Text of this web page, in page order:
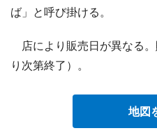
ば」と呼び掛ける。
店により販売日が異なる
り次第終了）。
地図